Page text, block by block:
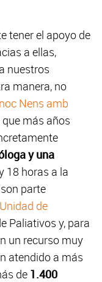
tener el apoyo de
a ellas,
nuestros
manera, no
Nens amb
más años
y una
18 horas a la
parte
Unidad de
Paliativos y, para
un recurso muy
atendido a más
de 1.400